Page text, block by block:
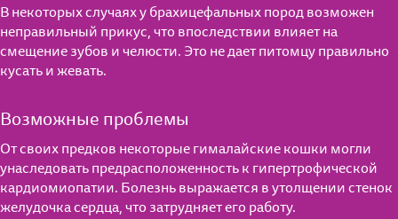
В некоторых случаях у брахицефальных пород возможен
неправильный прикус, что впоследствии влияет на
смещение зубов и челюсти. Это не дает питомцу правильно
кусать и жевать.
Возможные проблемы
От своих предков некоторые гималайские кошки могли
унаследовать предрасположенность к гипертрофической
кардиомиопатии. Болезнь выражается в утолщении стенок
желудочка сердца, что затрудняет его работу.